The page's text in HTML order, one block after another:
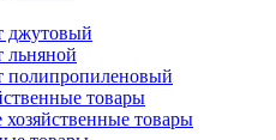
джутовый
льняной
полипропиленовый
товары
товары